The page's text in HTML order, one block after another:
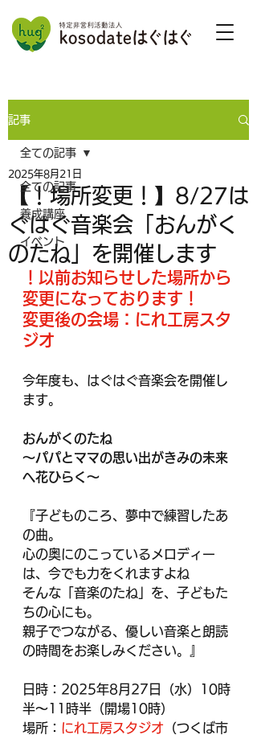
記事
全ての記事
養成講座
イベント
全ての記事
【！場所変更！】8/27は
ぐはぐ音楽会「おんがく
のたね」を開催します
2025年8月21日
！以前お知らせした場所から
変更になっております！
変更後の会場：にれ工房スタ
ジオ
今年度も、はぐはぐ音楽会を開催し
ます。
おんがくのたね
～パパとママの思い出がきみの未来
へ花ひらく～
『子どものころ、夢中で練習したあ
の曲。
心の奥にのこっているメロディー
は、今でも力をくれますよね
そんな「音楽のたね」を、子どもた
ちの心にも。
親子でつながる、優しい音楽と朗読
の時間をお楽しみください。』
日時：2025年8月27日（水）10時
半～11時半（開場10時）
場所： にれ工房スタジオ （つくば市